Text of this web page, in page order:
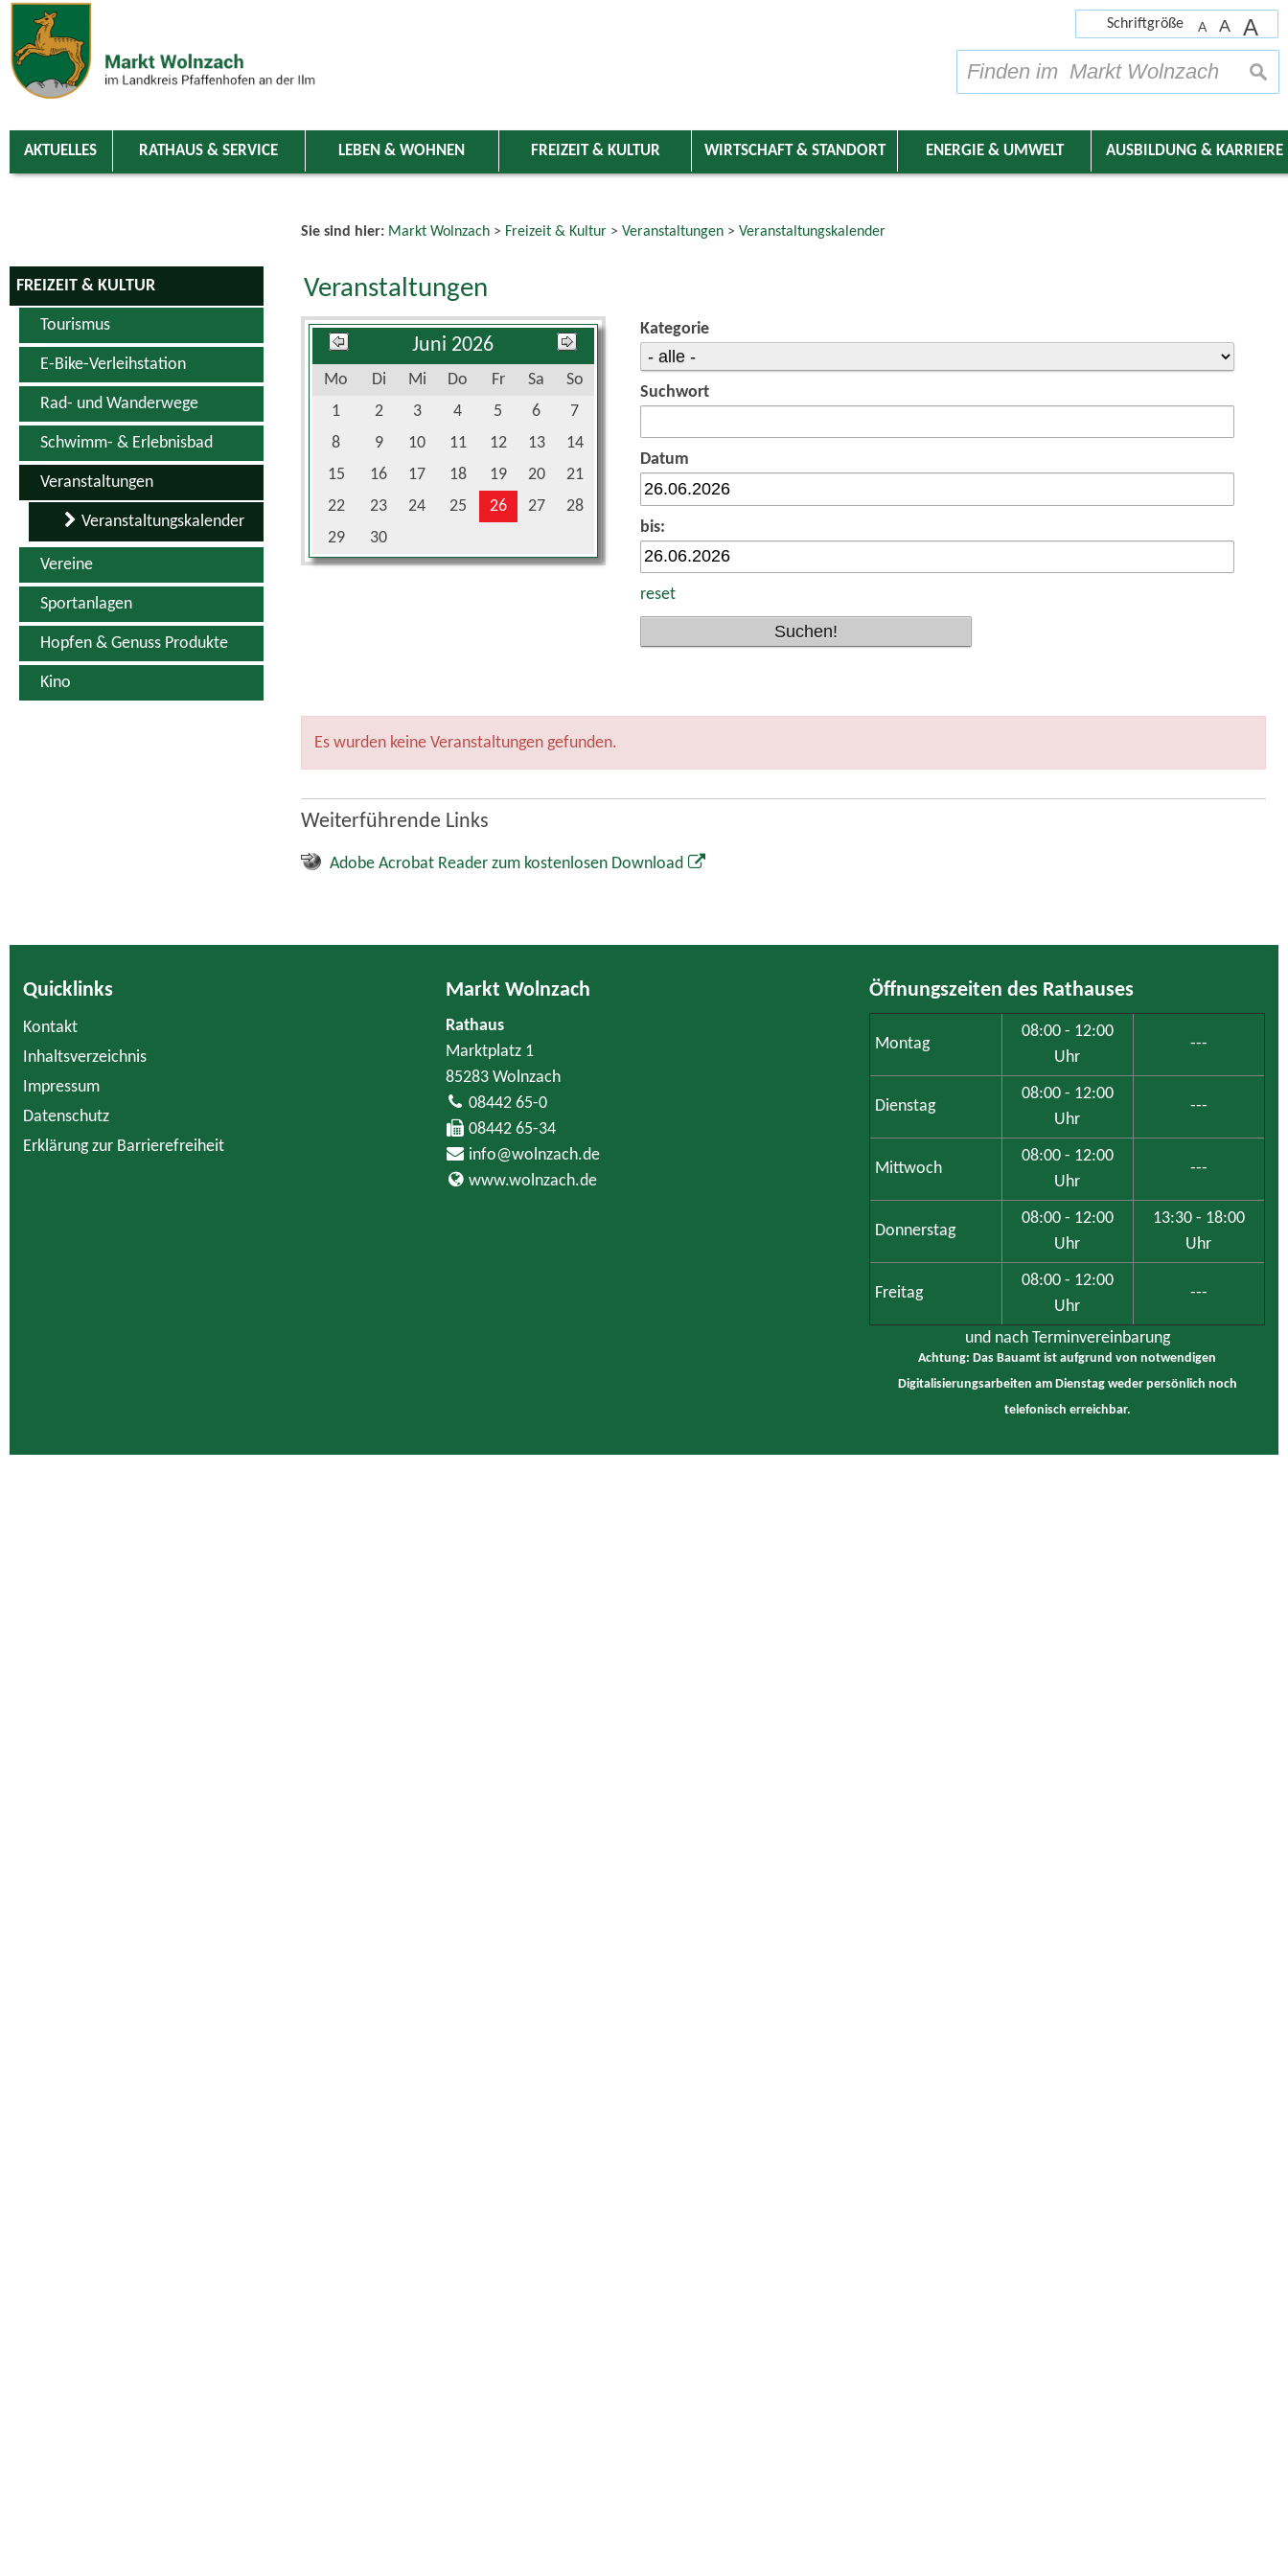
Zum Inhalt zur Navigation
Schriftgröße A A A
AKTUELLES RATHAUS & SERVICE LEBEN & WOHNEN FREIZEIT & KULTUR WIRTSCHAFT & STANDORT ENERGIE & UMWELT AUSBILDUNG & KARRIERE
FREIZEIT & KULTUR
Tourismus
E-Bike-Verleihstation
Rad- und Wanderwege
Schwimm- & Erlebnisbad
Veranstaltungen
Veranstaltungskalender
Vereine
Sportanlagen
Hopfen & Genuss Produkte
Kino
Sie sind hier: Markt Wolnzach> Freizeit & Kultur> Veranstaltungen> Veranstaltungskalender
Veranstaltungen
Juni 2026
Mo Di Mi Do Fr Sa
So
1
2 3 4 5 6
7
8
9 10 11 12 13
14
15
16 17 18 19 20
21
22
23 24 25 26 27
28
29
30
Kategorie
Suchwort
Datum
bis:
reset
Es wurden keine Veranstaltungen gefunden.
Weiterführende Links
Adobe Acrobat Reader zum kostenlosen Download
Quicklinks
Kontakt
Inhaltsverzeichnis
Impressum
Datenschutz
Erklärung zur Barrierefreiheit
Markt Wolnzach
Rathaus
Marktplatz 1
85283 Wolnzach
08442 65-0
08442 65-34
info@wolnzach.de
www.wolnzach.de
Öffnungszeiten des Rathauses
Montag
08:00 - 12:00
Uhr
---
Dienstag
08:00 - 12:00
Uhr
---
Mittwoch
08:00 - 12:00
Uhr
---
Donnerstag
08:00 - 12:00
Uhr
13:30 - 18:00
Uhr
Freitag
08:00 - 12:00
Uhr
---
und nach Terminvereinbarung
Achtung: Das Bauamt ist aufgrund von notwendigen
Digitalisierungsarbeiten am Dienstag weder persönlich noch
telefonisch erreichbar.